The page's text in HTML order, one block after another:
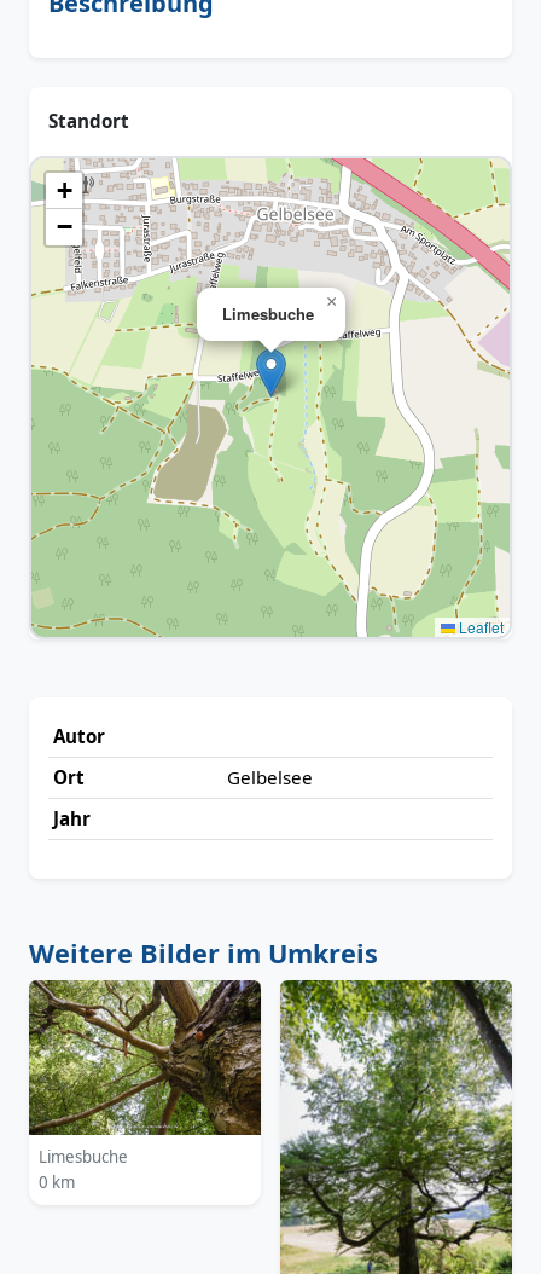
Standort
Limesbuche
×
+
−
Leaflet
Autor
Ort
Gelbelsee
Jahr
Weitere Bilder im Umkreis
Limesbuche
0 km